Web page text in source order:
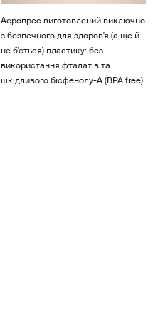
Аеропрес виготовлений виключно
з безпечного для здоров'я (а ще й
не б'ється) пластику: без
використання фталатів та
шкідливого бісфенолу-А (BPA free)